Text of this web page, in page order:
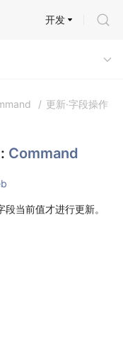
开发
/ 更新·字段操作
Command
当前值才进行更新。